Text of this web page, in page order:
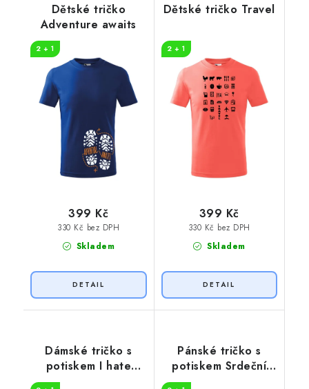
Dětské tričko
Adventure awaits
2 + 1
Skladem
330 Kč bez DPH
399 Kč
Dětské tričko Travel
2 + 1
Skladem
330 Kč bez DPH
399 Kč
Dámské tričko s
potiskem I hate
Pánské tričko s
potiskem Srdeční
tep horolezec